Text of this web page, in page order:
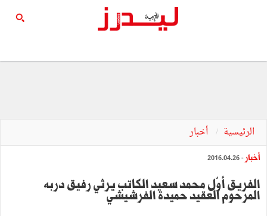
الرئيسية أخبار
أخبار - 2016.04.26
الفريق أوّل محمد سعيد الكاتب يرثي رفيق دربه
المرحوم العقيد حميدة الفرشيشي